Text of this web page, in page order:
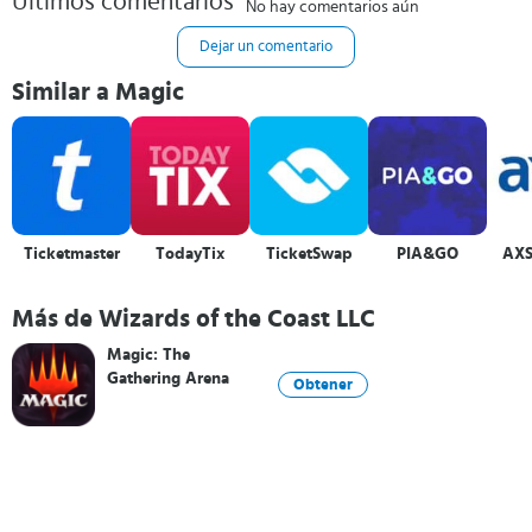
No hay comentarios aún
Dejar un comentario
Similar a Magic
Ticketmaster TodayTix TicketSwap PIA&GO
Más de Wizards of the Coast LLC
Magic: The
Gathering Arena
Obtener